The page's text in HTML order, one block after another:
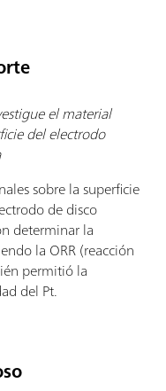
el material
del electrodo
sobre la superficie
de disco
determinar la
la ORR (reacción
permitió la
del Pt.